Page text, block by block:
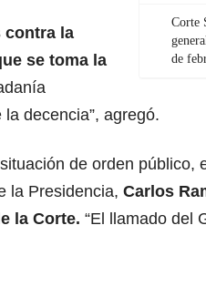
Corte
de
contra la
se toma la
decencia”, agregó.
de orden público,
la Presidencia, Carlos
la Corte. “El llamado del